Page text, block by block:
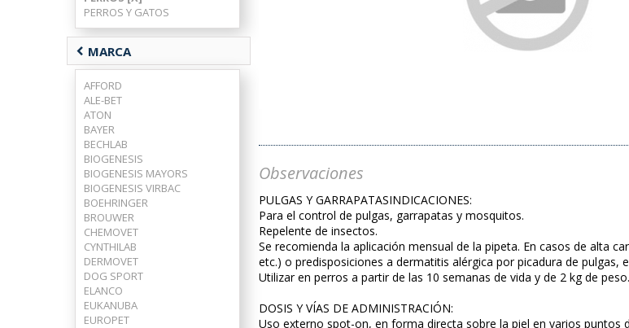
PERROS Y GATOS
chevron_left MARCA
AFFORD
ALE-BET
ATON
BAYER
BECHLAB
BIOGENESIS
BIOGENESIS MAYORS
BIOGENESIS VIRBAC
BOEHRINGER
BROUWER
CHEMOVET
CYNTHILAB
DERMOVET
DOG SPORT
ELANCO
EUKANUBA
EUROPET
Observaciones
PULGAS Y GARRAPATASINDICACIONES:
Para el control de pulgas, garrapatas y mosquitos.
Repelente de insectos.
Se recomienda la aplicación mensual de la pipeta. En casos de alta
etc.) o predisposiciones a dermatitis alérgica por picadura de
Utilizar en perros a partir de las 10 semanas de vida y de 2 kg de
DOSIS Y VÍAS DE ADMINISTRACIÓN:
Uso externo spot-on, en forma directa sobre la piel en varios puntos